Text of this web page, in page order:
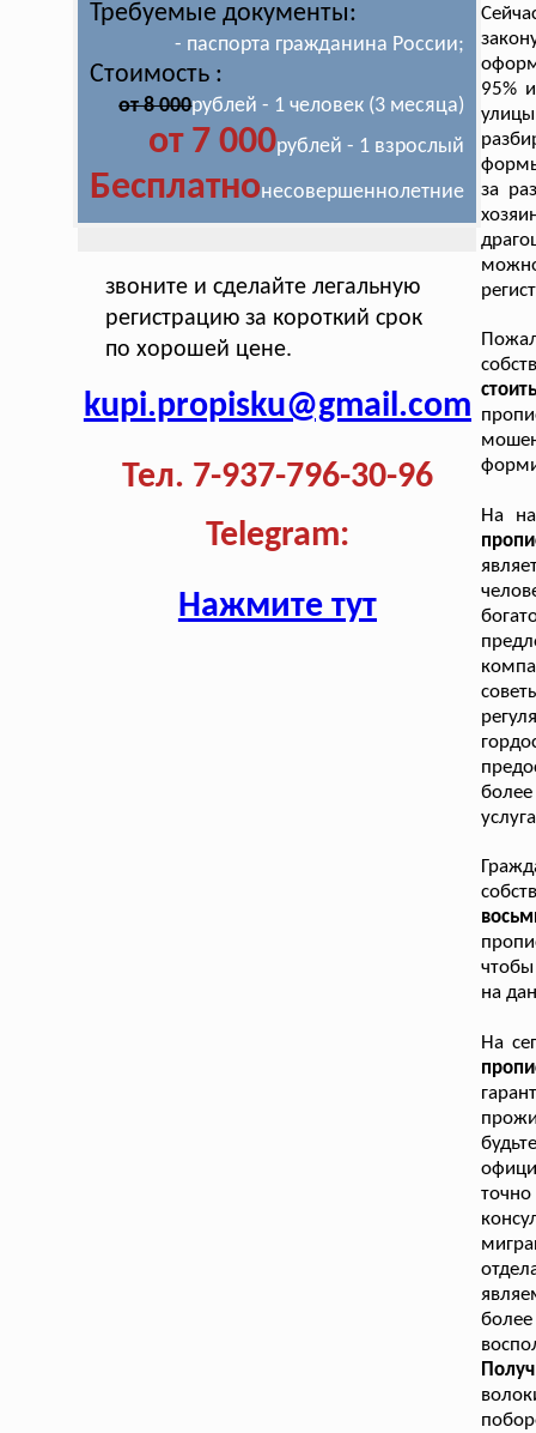
Требуемые документы:
- паспорта гражданина России;
Стоимость :
от 8 000рублей - 1 человек (3 месяца)
от 7 000рублей - 1 взрослый
Бесплатнонесовершеннолетние
звоните и сделайте легальную
регистрацию за короткий срок
по хорошей цене.
kupi.propisku@gmail.com
Тел. 7-937-796-30-96
Telegram:
Нажмите тут
95%
за
На
на
На